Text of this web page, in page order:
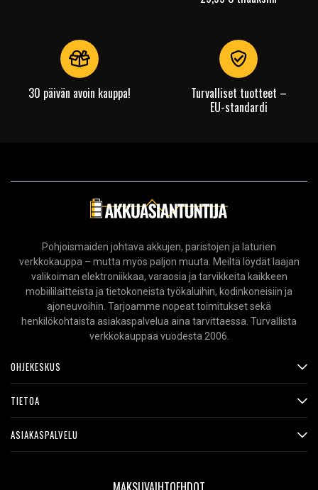
30 päivän avoin kauppa!
Turvalliset tuotteet –
EU-standardi
Pohjoismaiden johtava akkujen, paristojen ja laturien
verkkokauppa – mutta myös paljon muuta. Meiltä löydät laajan
valikoiman elektroniikkaa, varaosia ja tarvikkeita kaikkeen
mobiililaitteista ja tietokoneista työkaluihin, kodinkoneisiin ja
ajoneuvoihin. Tarjoamme nopeat toimitukset sekä
henkilökohtaista asiakaspalvelua aina tarvittaessa. Turvallista
verkkokauppaa vuodesta 2006.
OHJEKESKUS
TIETOA
ASIAKASPALVELU